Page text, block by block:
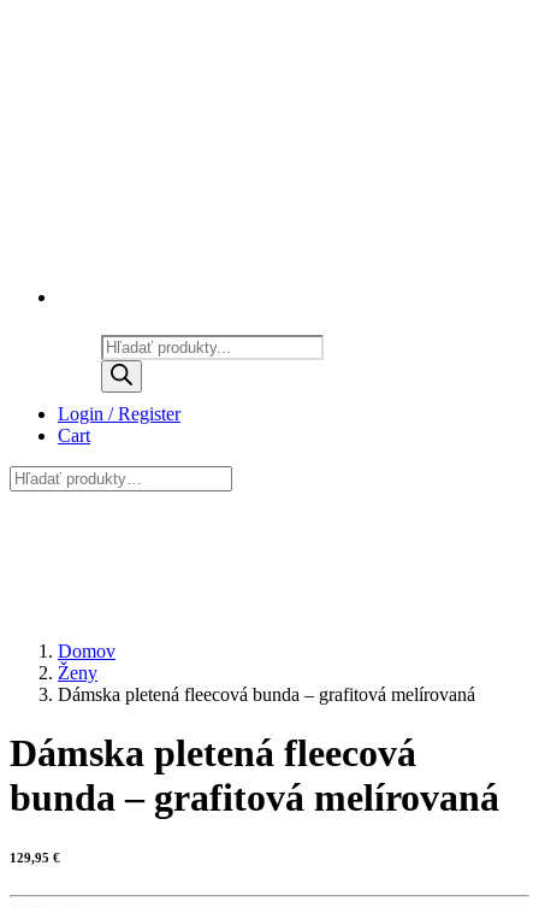
Products
search
Login / Register
Cart
Domov
Ženy
Dámska pletená fleecová bunda – grafitová melírovaná
Dámska pletená fleecová
bunda – grafitová melírovaná
129,95 €